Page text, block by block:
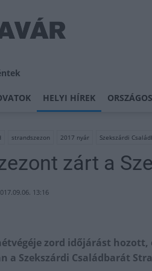
HELYI HÍREK
strandszezon 2017 nyár Szekszárdi
zárt a
13:16
zord időjárást
a Szekszárdi Családbarát